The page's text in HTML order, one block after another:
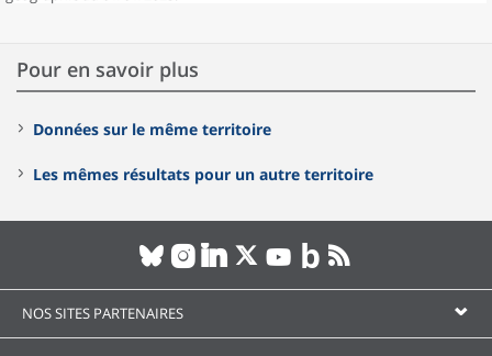
Pour en savoir plus
Données sur le même territoire
Les mêmes résultats pour un autre territoire
NOS SITES PARTENAIRES